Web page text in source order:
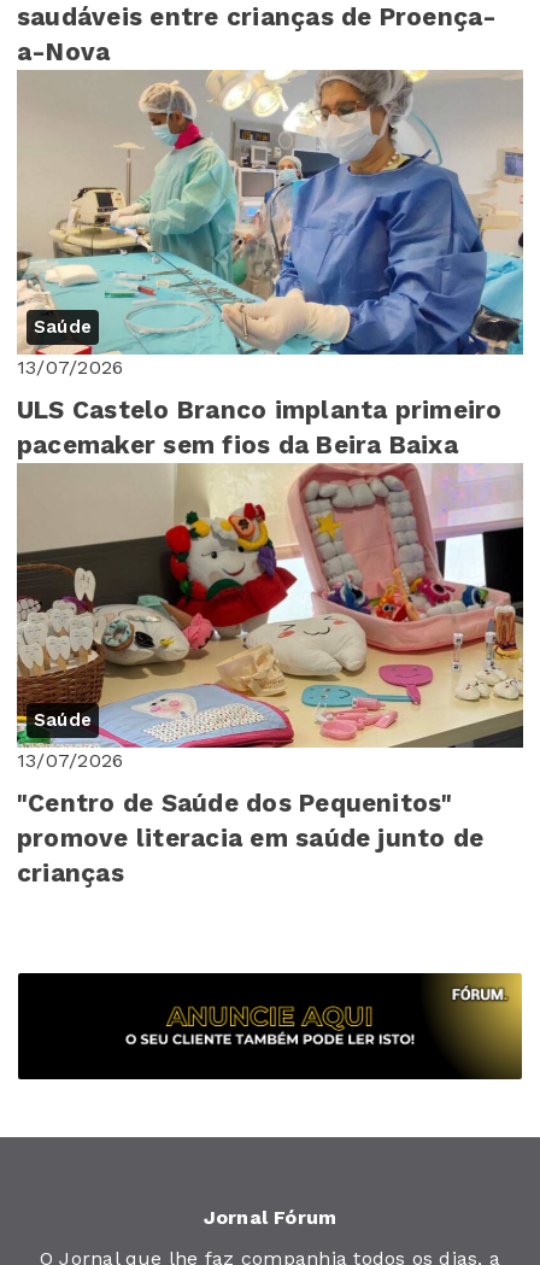
saudáveis entre crianças de Proença-
a-Nova
Saúde
13/07/2026
ULS Castelo Branco implanta primeiro
pacemaker sem fios da Beira Baixa
Saúde
13/07/2026
"Centro de Saúde dos Pequenitos"
promove literacia em saúde junto de
crianças
Jornal Fórum
O Jornal que lhe faz companhia todos os dias, a